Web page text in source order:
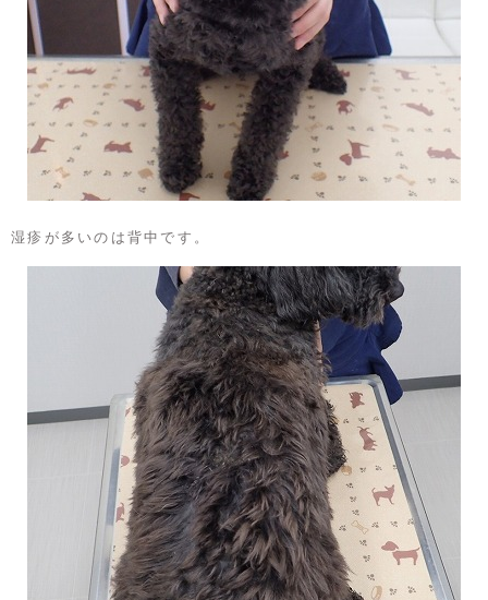
湿疹が多いのは背中です。